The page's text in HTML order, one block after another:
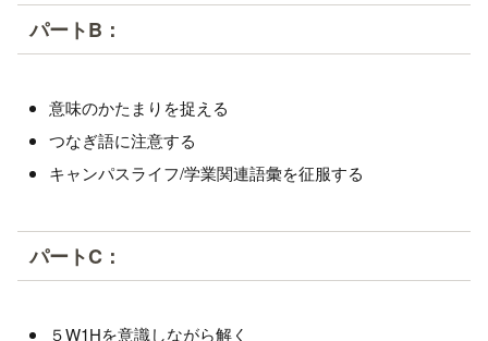
パートB：
意味のかたまりを捉える
つなぎ語に注意する
キャンパスライフ/学業関連語彙を征服する
パートC：
５W1Hを意識しながら解く